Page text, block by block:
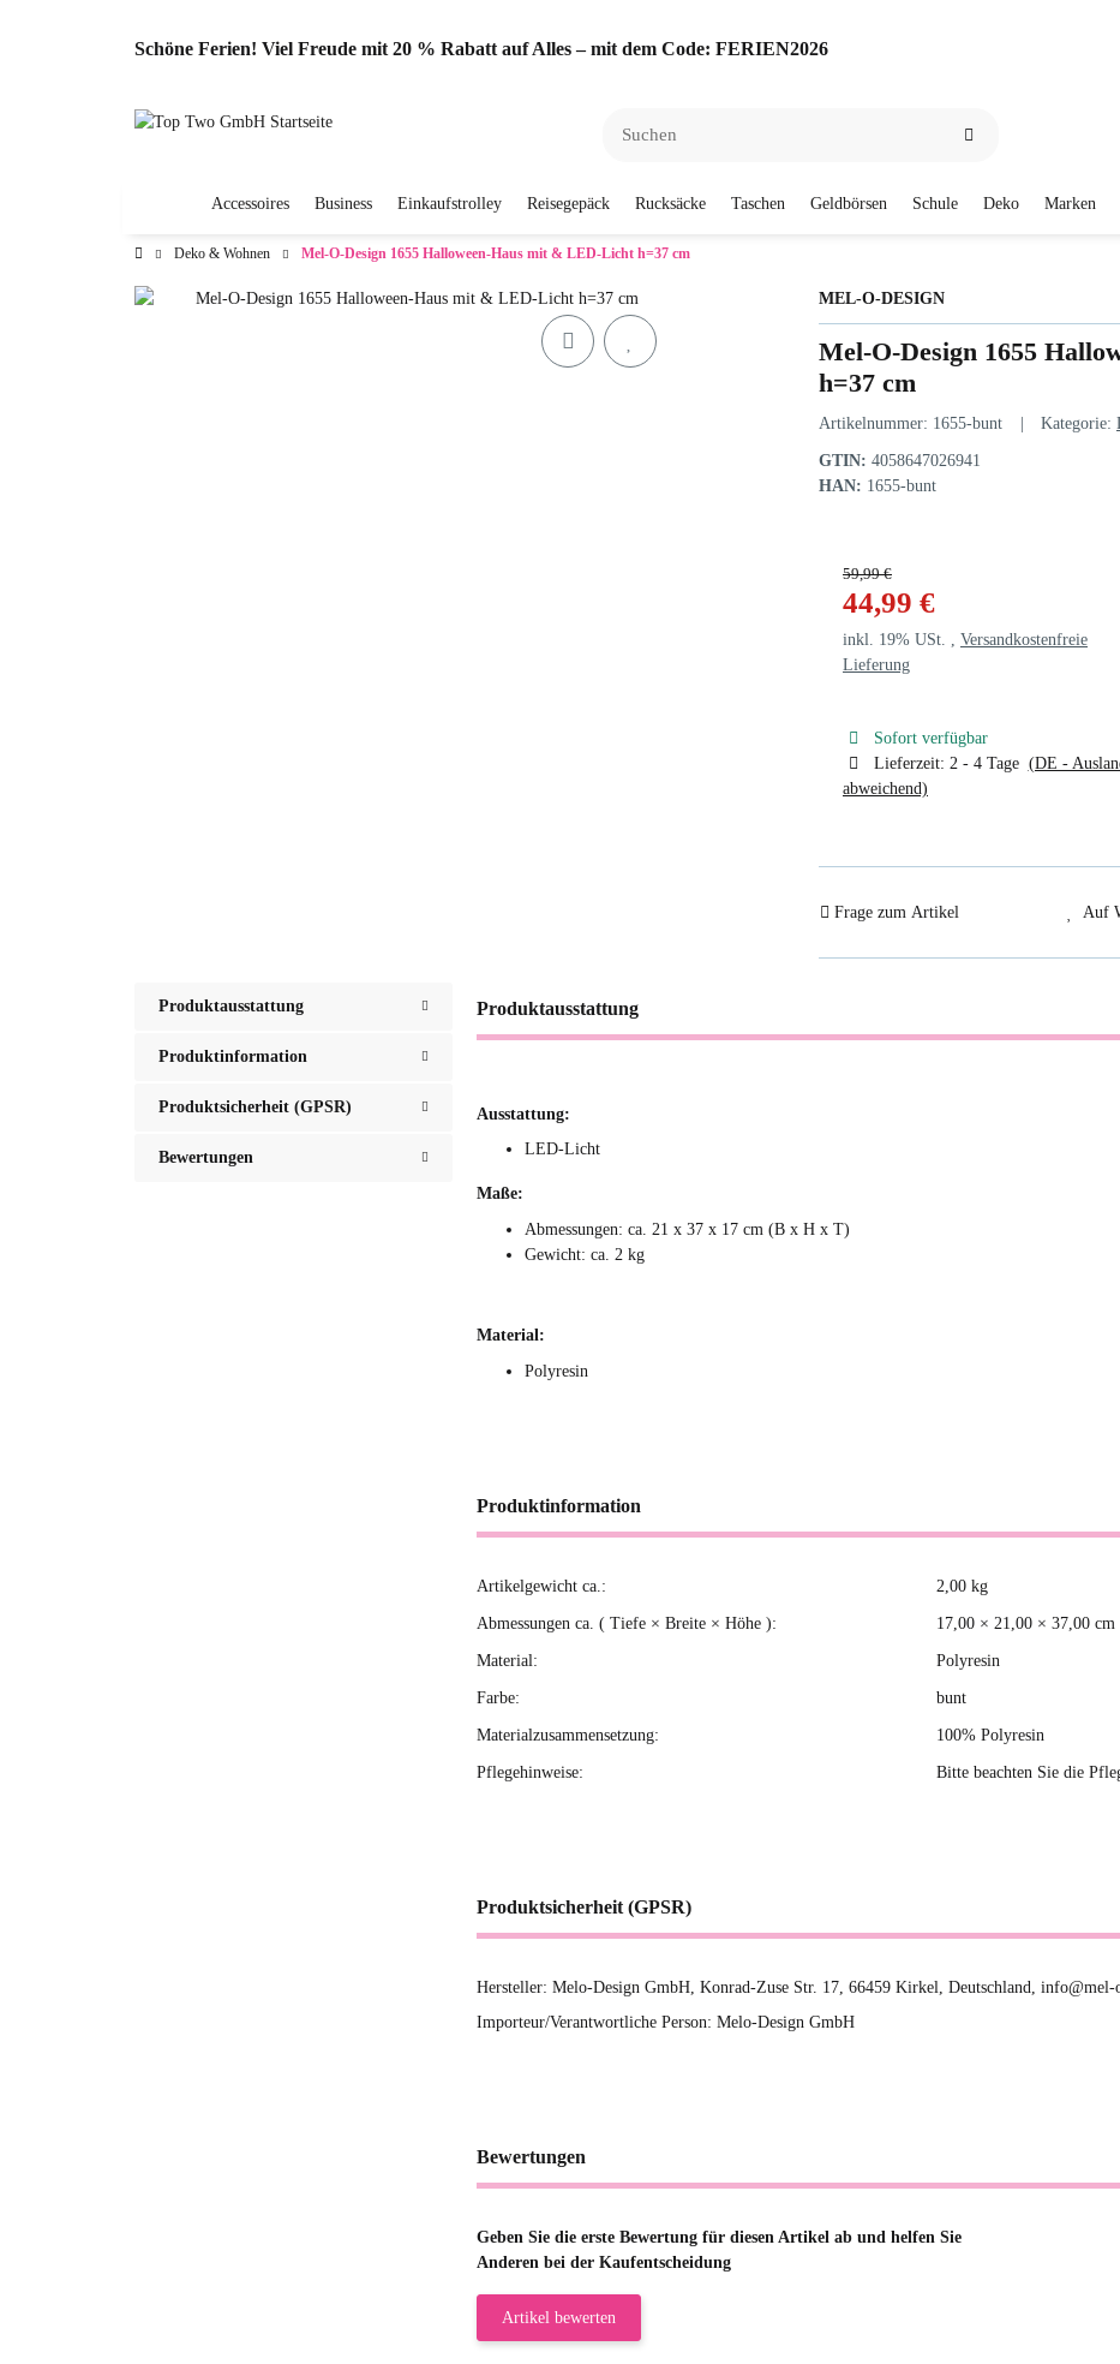
Schöne Ferien! Viel Freude mit 20 % Rabatt auf Alles – mit dem Code: FERIEN2026
Accessoires Business Einkaufstrolley Reisegepäck Rucksäcke Taschen Geldbörsen Schule Deko Marken
Deko & Wohnen Mel-O-Design 1655 Halloween-Haus mit & LED-Licht h=37 cm
MEL-O-DESIGN
Mel-O-Design 1655
h=37 cm
Artikelnummer: 1655-bunt Kategorie:
GTIN: 4058647026941
HAN: 1655-bunt
59,99 €
44,99 €
inkl. 19% USt. , Versandkostenfreie
Lieferung
Sofort verfügbar
Lieferzeit: 2 - 4 Tage (DE -
abweichend)
Frage zum Artikel Auf
Produktausstattung
Produktinformation
Produktsicherheit (GPSR)
Bewertungen
Produktausstattung
Ausstattung:
LED-Licht
Maße:
Abmessungen: ca. 21 x 37 x 17 cm (B x H x T)
Gewicht: ca. 2 kg
Material:
Polyresin
Produktinformation
Produkteigenschaft
Wert
Artikelgewicht ca.: 2,00 kg
Abmessungen ca. ( Tiefe × Breite × Höhe ): 17,00 × 21,00 × 37,00 cm
Material: Polyresin
Farbe: bunt
Materialzusammensetzung: 100% Polyresin
Pflegehinweise: Bitte beachten Sie die
Produktsicherheit (GPSR)
Hersteller: Melo-Design GmbH, Konrad-Zuse Str. 17, 66459 Kirkel, Deutschland, info@mel-
Importeur/Verantwortliche Person: Melo-Design GmbH
Bewertungen
Geben Sie die erste Bewertung für diesen Artikel ab und helfen Sie
Anderen bei der Kaufentscheidung
Artikel bewerten